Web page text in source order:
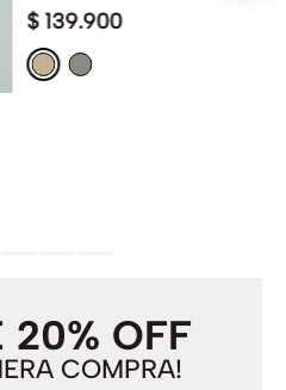
$ 139.900
20% OFF
COMPRA!